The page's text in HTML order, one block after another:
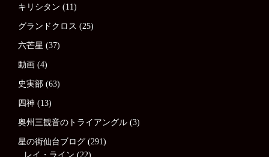
キリシタン (11)
グランドクロス (25)
六芒星 (37)
動画 (4)
史実部 (63)
四神 (13)
奥州三観音のトライアングル (3)
星の街仙台ブログ (291)
レイ・ライン (22)